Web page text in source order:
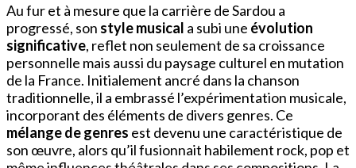
Au fur et à mesure que la carrière de Sardou a
progressé, son style musical a subi une évolution
significative, reflet non seulement de sa croissance
personnelle mais aussi du paysage culturel en mutation
de la France. Initialement ancré dans la chanson
traditionnelle, il a embrassé l’expérimentation musicale,
incorporant des éléments de divers genres. Ce
mélange de genres est devenu une caractéristique de
son œuvre, alors qu’il fusionnait habilement rock, pop et